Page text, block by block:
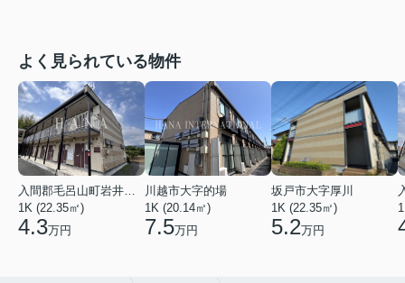
よく見られている物件
1K (22.35㎡)
4.3万円
川越市大字的場
1K (20.14㎡)
7.5万円
坂戸市大字厚川
1K (22.35㎡)
5.2万円